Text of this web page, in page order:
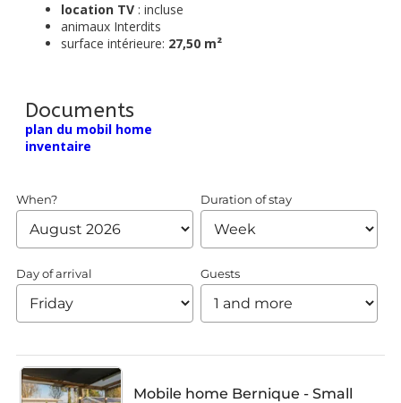
location TV : incluse
animaux Interdits
surface intérieure: 27,50 m²
Documents
plan du mobil home
inventaire